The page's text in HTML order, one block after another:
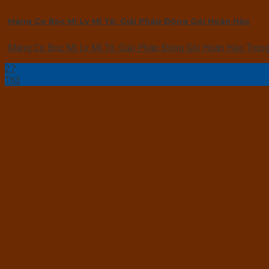
Màng Co Bọc Mì Ly Mì Tô: Giải Pháp Đóng Gói Hoàn Hảo
Màng Co Bọc Mì Ly Mì Tô: Giải Pháp Đóng Gói Hoàn Hảo Trong
27
Th3